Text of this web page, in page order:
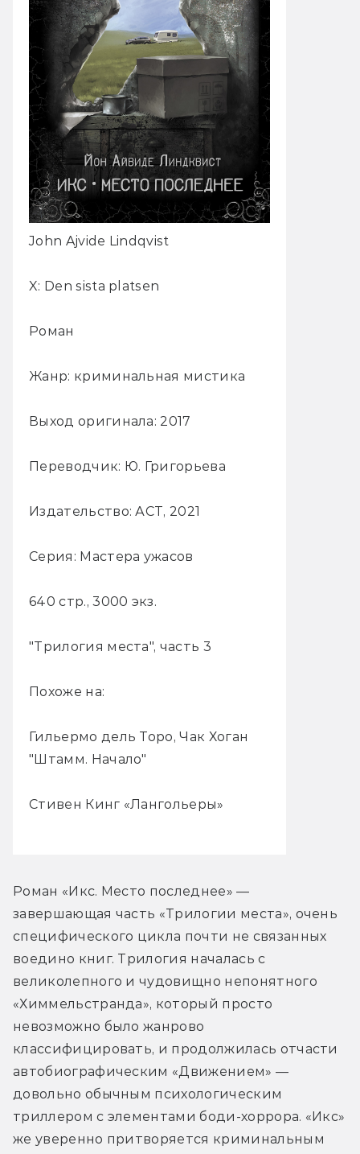
John Ajvide Lindqvist
X: Den sista platsen
Роман
Жанр: криминальная мистика
Выход оригинала: 2017
Переводчик: Ю. Григорьева
Издательство: АСТ, 2021
Серия: Мастера ужасов
640 стр., 3000 экз.
"Трилогия места", часть 3
Похоже на:
Гильермо дель Торо, Чак Хоган
"Штамм. Начало"
Стивен Кинг «Лангольеры»
Роман «Икс. Место последнее» —
завершающая часть «Трилогии места», очень
специфического цикла почти не связанных
воедино книг. Трилогия началась с
великолепного и чудовищно непонятного
«Химмельстранда», который просто
невозможно было жанрово
классифицировать, и продолжилась отчасти
автобиографическим «Движением» —
довольно обычным психологическим
триллером с элементами боди-хоррора. «Икс»
же уверенно притворяется криминальным